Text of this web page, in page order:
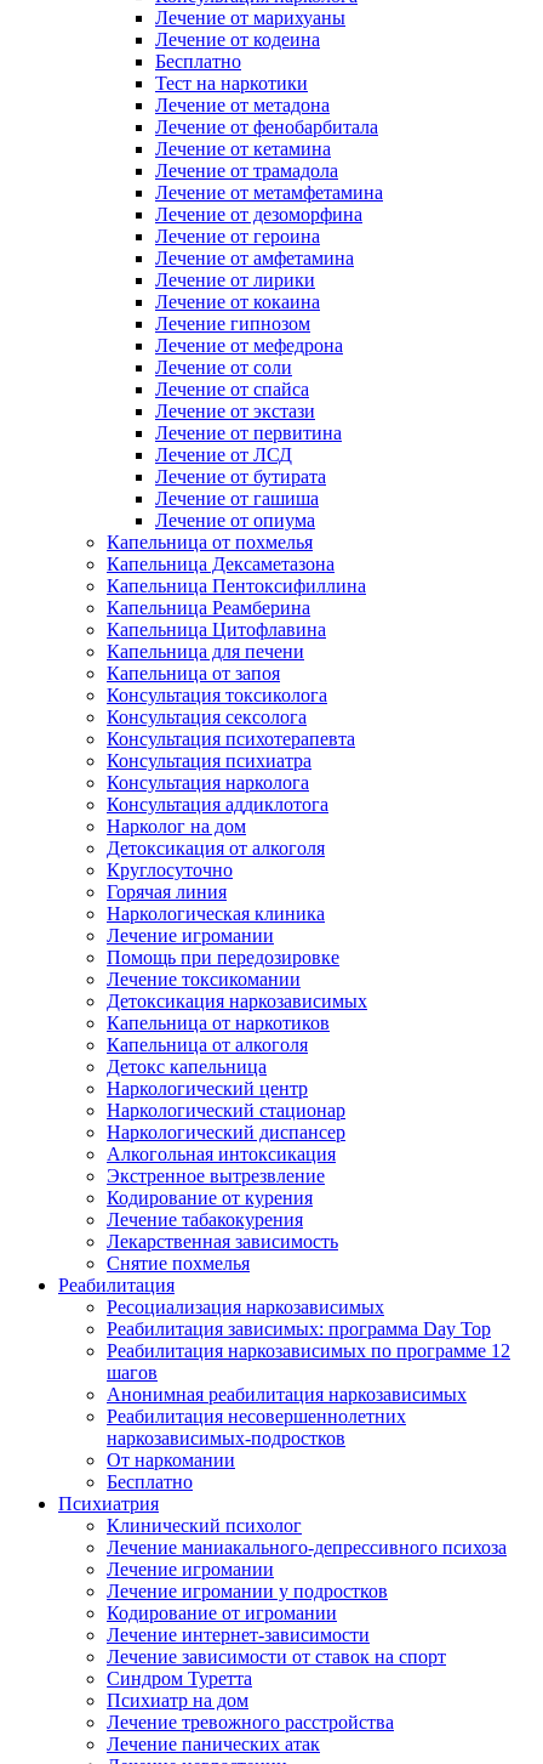
Лечение от марихуаны
Лечение от кодеина
Бесплатно
Тест на наркотики
Лечение от метадона
Лечение от фенобарбитала
Лечение от кетамина
Лечение от трамадола
Лечение от метамфетамина
Лечение от дезоморфина
Лечение от героина
Лечение от амфетамина
Лечение от лирики
Лечение от кокаина
Лечение гипнозом
Лечение от мефедрона
Лечение от соли
Лечение от спайса
Лечение от экстази
Лечение от первитина
Лечение от ЛСД
Лечение от бутирата
Лечение от гашиша
Лечение от опиума
Капельница от похмелья
Капельница Дексаметазона
Капельница Пентоксифиллина
Капельница Реамберина
Капельница Цитофлавина
Капельница для печени
Капельница от запоя
Консультация токсиколога
Консультация сексолога
Консультация психотерапевта
Консультация психиатра
Консультация нарколога
Консультация аддиклотога
Нарколог на дом
Детоксикация от алкоголя
Круглосуточно
Горячая линия
Наркологическая клиника
Лечение игромании
Помощь при передозировке
Лечение токсикомании
Детоксикация наркозависимых
Капельница от наркотиков
Капельница от алкоголя
Детокс капельница
Наркологический центр
Наркологический стационар
Наркологический диспансер
Алкогольная интоксикация
Экстренное вытрезвление
Кодирование от курения
Лечение табакокурения
Лекарственная зависимость
Снятие похмелья
Реабилитация
Ресоциализация наркозависимых
Реабилитация зависимых: программа Day Top
Реабилитация наркозависимых по программе 12
шагов
Анонимная реабилитация наркозависимых
Реабилитация несовершеннолетних
наркозависимых-подростков
От наркомании
Бесплатно
Психиатрия
Клинический психолог
Лечение маниакального-депрессивного психоза
Лечение игромании
Лечение игромании у подростков
Кодирование от игромании
Лечение интернет-зависимости
Лечение зависимости от ставок на спорт
Синдром Туретта
Психиатр на дом
Лечение тревожного расстройства
Лечение панических атак